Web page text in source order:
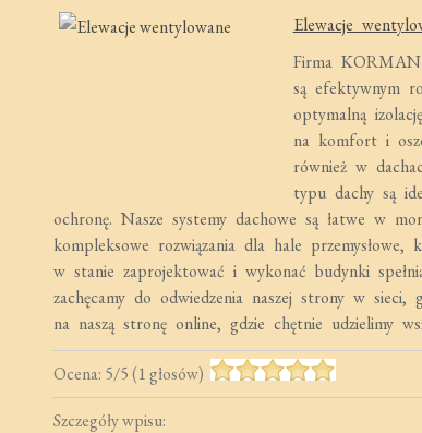
Elewacje
Firma KORMAN
są efektywnym
optymalną
na komfort i
również w
typu dachy są
ochronę. Nasze systemy dachowe są łatwe w
kompleksowe rozwiązania dla hale
w stanie zaprojektować i wykonać budynki
zachęcamy do odwiedzenia naszej strony w sieci,
na naszą stronę online, gdzie chętnie udzielimy
Ocena: 5/5(1głosów)
Szczegóły wpisu: